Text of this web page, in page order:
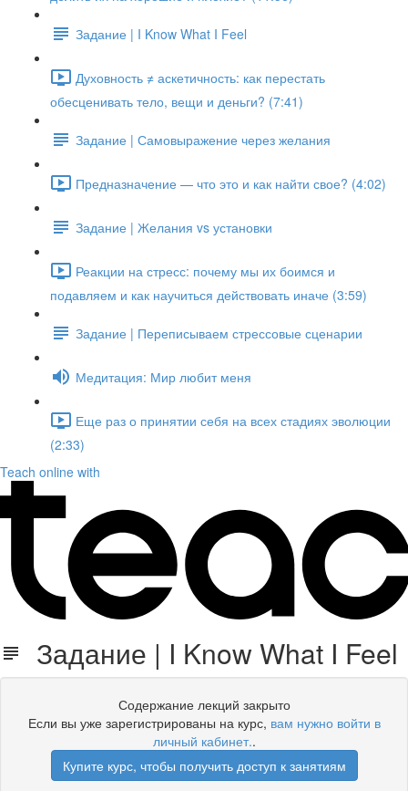
Задание | I Know What I Feel
Духовность ≠ аскетичность: как перестать
обесценивать тело, вещи и деньги? (7:41)
Задание | Самовыражение через желания
Предназначение — что это и как найти свое? (4:02)
Задание | Желания vs установки
Реакции на стресс: почему мы их боимся и
подавляем и как научиться действовать иначе (3:59)
Задание | Переписываем стрессовые сценарии
Медитация: Мир любит меня
Еще раз о принятии себя на всех стадиях эволюции
(2:33)
Teach online with
Задание | I Know What I Feel
Содержание лекций закрыто
Если вы уже зарегистрированы на курс, вам нужно войти в
личный кабинет..
Купите курс, чтобы получить доступ к занятиям